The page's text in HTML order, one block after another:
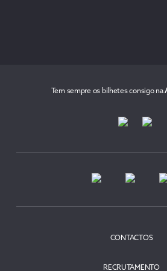
Tem sempre os bilhetes consigo na
CONTACTOS
RECRUTAMENTO